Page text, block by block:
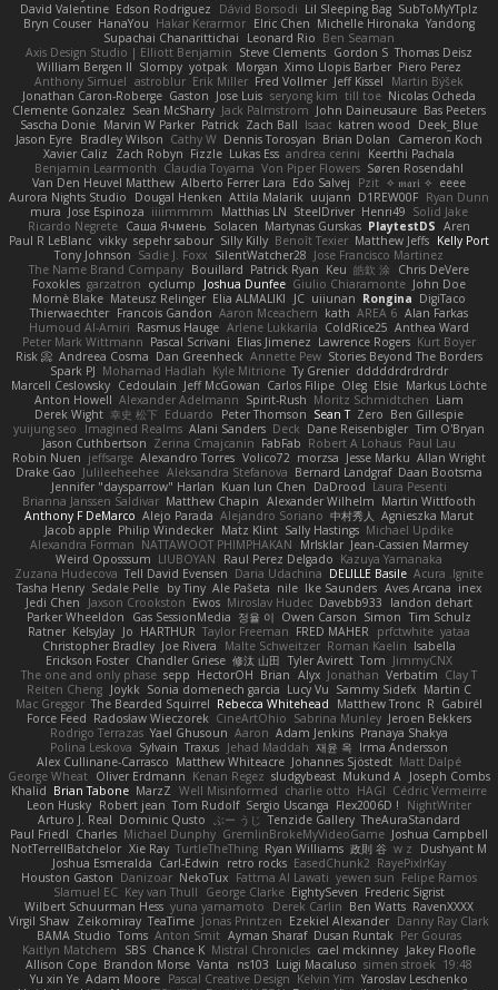
David Valentine Edson Rodriguez Dávid Borsodi Lil Sleeping Bag SubToMyYTplz
Bryn Couser HanaYou Hakar Kerarmor Elric Chen Michelle Hironaka Yandong
Supachai Chanarittichai
Leonard Rio Ben Seaman
Axis Design Studio | Elliott Benjamin Steve Clements Gordon S Thomas Deisz
William Bergen II Slompy yotpak Morgan Ximo Llopis Barber Piero Perez
Anthony Simuel astroblur Erik Miller Fred Vollmer Jeff Kissel
Martin Býšek
Jonathan Caron-Roberge Gaston Jose Luis seryong kim till toe Nicolas Ocheda
Clemente Gonzalez Sean McSharry Jack Palmstrom John Daineusaure Bas Peeters
Sascha Donie Marvin W Parker Patrick Zach Ball Isaac katren wood
Deek_Blue
Jason Eyre Bradley Wilson Cathy W Dennis Torosyan Brian Dolan
Cameron Koch
Xavier Caliz
Zach Robyn Fizzle Lukas Ess andrea cerini
Keerthi Pachala
Benjamin Learmonth Claudia Toyama Von Piper Flowers Søren Rosendahl
Van Den Heuvel Matthew Alberto Ferrer Lara Edo Salvej Pzit ✧ 𝔪𝔞𝔯𝔦 ✧ eeee
Aurora Nights Studio
Dougal Henken Attila Malarik uujann D1REW00F Ryan Dunn
mura Jose Espinoza iiiimmmm Matthias LN SteelDriver Henri49 Solid Jake
Ricardo Negrete Саша Ячмень Solacen Martynas Gurskas PlaytestDS Aren
Paul R LeBlanc vikky sepehr sabour Silly Killy Benoît Texier Matthew Jeffs Kelly Port
Tony Johnson Sadie J. Foxx SilentWatcher28 Jose Francisco Martinez
The Name Brand Company Bouillard Patrick Ryan Keu 皓欽 涂 Chris DeVere
Foxokles garzatron cyclump Joshua Dunfee Giulio Chiaramonte John Doe
Mornè Blake Mateusz Relinger Elia ALMALIKI JC uiiunan Rongina DigiTaco
Thierwaechter Francois Gandon Aaron Mceachern kath AREA 6 Alan Farkas
Humoud Al-Amiri Rasmus Hauge Arlene Lukkarila ColdRice25 Anthea Ward
Peter Mark Wittmann Pascal Scrivani Elias Jimenez Lawrence Rogers Kurt Boyer
Risk 📀 Andreea Cosma Dan Greenheck Annette Pew Stories Beyond The Borders
Spark PJ Mohamad Hadlah Kyle Mitrione Ty Grenier dddddrdrdrdrdr
Marcell Ceslowsky Cedoulain Jeff McGowan Carlos Filipe Oleg Elsie Markus Löchte
Anton Howell Alexander Adelmann Spirit-Rush Moritz Schmidtchen Liam
Derek Wight 幸史 松下 Eduardo Peter Thomson Sean T Zero Ben Gillespie
yuijung seo
Imagined Realms Alani Sanders Deck Dane Reisenbigler Tim O'Bryan
Jason Cuthbertson Zerina Cmajcanin FabFab Robert A Lohaus Paul Lau
Robin Nuen jeffsarge Alexandro Torres Volico72 morzsa Jesse Marku Allan Wright
Drake Gao Julileeheehee Aleksandra Stefanova Bernard Landgraf Daan Bootsma
Jennifer "daysparrow" Harlan Kuan lun Chen DaDrood Laura Pesenti
Brianna Janssen Saldivar Matthew Chapin Alexander Wilhelm Martin Wittfooth
Anthony F DeMarco Alejo Parada Alejandro Soriano 中村秀人
Agnieszka Marut
Jacob apple Philip Windecker Matz Klint Sally Hastings Michael Updike
Alexandra Forman NATTAWOOT PHIMPHAKAN MrIsklar Jean-Cassien Marmey
Weird Oposssum LIUBOYAN Raul Perez Delgado Kazuya Yamanaka
Zuzana Hudecova Tell David Evensen Daria Udachina DELILLE Basile Acura .Ignite
Tasha Henry Sedale Pelle by Tiny Ale Pašeta nile Ike Saunders Aves Arcana inex
Jedi Chen
Jaxson Crookston Ewos Miroslav Hudec Davebb933
landon dehart
Parker Wheeldon
Gas SessionMedia 정율 이 Owen Carson Simon Tim Schulz
Ratner KelsyJay Jo HARTHUR Taylor Freeman FRED MAHER prfctwhite yataa
Christopher Bradley Joe Rivera Malte Schweitzer Roman Kaelin Isabella
Erickson Foster Chandler Griese 修汰 山田 Tyler Avirett Tom JimmyCNX
The one and only phase sepp HectorOH Brian Alyx Jonathan Verbatim Clay T
Reiten Cheng Joykk Sonia domenech garcia Lucy Vu Sammy Sidefx Martin C
Mac Greggor The Bearded Squirrel Rebecca Whitehead Matthew Tronc R Gabirél
Force Feed Radosław Wieczorek CineArtOhio Sabrina Munley Jeroen Bekkers
Rodrigo Terrazas Yael Ghusoun Aaron Adam Jenkins Pranaya Shakya
Polina Leskova Sylvain Traxus Jehad Maddah 재윤 옥 Irma Andersson
Alex Cullinane-Carrasco Matthew Whiteacre Johannes Sjöstedt Matt Dalpé
George Wheat Oliver Erdmann Kenan Regez sludgybeast Mukund A Joseph Combs
Khalid Brian Tabone MarzZ Well Misinformed charlie otto HAGI Cédric Vermeirre
Leon Husky Robert jean Tom Rudolf Sergio Uscanga Flex2006D !
NightWriter
Arturo J. Real Dominic Qusto ぶー うじ Tenzide Gallery TheAuraStandard
Paul Friedl Charles Michael Dunphy GremlinBrokeMyVideoGame Joshua Campbell
NotTerrellBatchelor Xie Ray TurtleTheThing Ryan Williams 政則 谷 w z
Dushyant M
Joshua Esmeralda Carl-Edwin retro rocks EasedChunk2 RayePixlrKay
Houston Gaston Danizoar NekoTux Fattma Al Lawati yewen sun Felipe Ramos
Slamuel EC Key van Thull George Clarke EightySeven Frederic Sigrist
Wilbert Schuurman Hess yuna yamamoto Derek Carlin Ben Watts RavenXXXX
Virgil Shaw Zeikomiray TeaTime Jonas Printzen Ezekiel Alexander Danny Ray Clark
BAMA Studio Toms Anton Smit Ayman Sharaf Dusan Runtak Per Gouras
Kaitlyn Matchem
SBS Chance K Mistral Chronicles cael mckinney Jakey Floofle
Allison Cope Brandon Morse Vanta ns103 Luigi Macaluso simen stroek 19:48
Yu xin Ye Adam Moore Pascal Creative Design Kelvin Yim Yaroslav Leschenko